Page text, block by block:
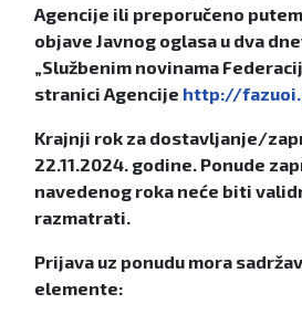
Agencije ili preporučeno
objave Javnog oglasa u dva
„Službenim novinama
stranici Agencije http://
Krajnji rok za dostavljanje/
22.11.2024. godine. Ponude
navedenog roka neće biti
razmatrati.
Prijava uz ponudu mora
elemente: